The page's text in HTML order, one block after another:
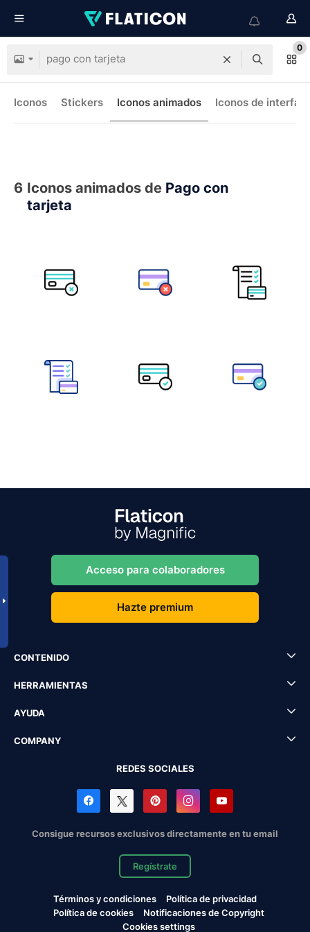
0
Iconos Stickers Iconos animados Iconos de interfaz
6 Iconos animados de Pago con
tarjeta
Acceso para colaboradores
Hazte premium
CONTENIDO
HERRAMIENTAS
AYUDA
COMPANY
REDES SOCIALES
Consigue recursos exclusivos directamente en tu email
Regístrate
Términos y condiciones
Política de privacidad
Política de cookies
Notificaciones de Copyright
Cookies settings